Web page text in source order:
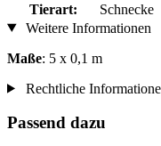
Tierart:
Schnecke
Weitere Informationen
Maße: 5 x 0,1 m
Rechtliche
Passend dazu